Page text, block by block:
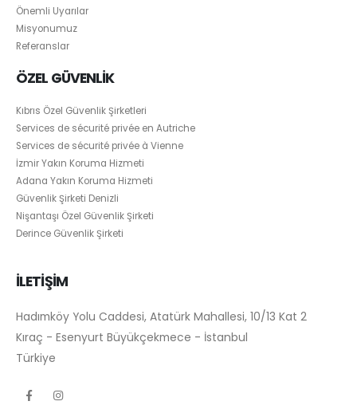
Önemli Uyarılar
Misyonumuz
Referanslar
ÖZEL GÜVENLİK
Kıbrıs Özel Güvenlik Şirketleri
Services de sécurité privée en Autriche
Services de sécurité privée à Vienne
İzmir Yakın Koruma Hizmeti
Adana Yakın Koruma Hizmeti
Güvenlik Şirketi Denizli
Nişantaşı Özel Güvenlik Şirketi
Derince Güvenlik Şirketi
İLETİŞİM
Hadımköy Yolu Caddesi, Atatürk Mahallesi, 10/13 Kat 2
Kıraç - Esenyurt Büyükçekmece - İstanbul
Türkiye